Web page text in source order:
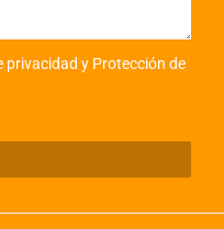
privacidad y Protección de